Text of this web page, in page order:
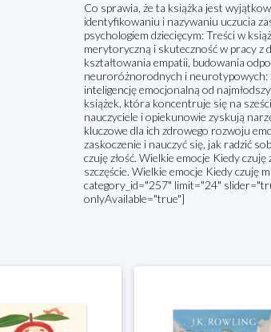
Co sprawia, że ta książka jest
identyfikowaniu i nazywaniu uczucia
psychologiem dziecięcym: Treści w
merytoryczną i skuteczność w pracy z
kształtowania empatii, budowania
neuroróżnorodnych i neurotypowych:
inteligencję emocjonalną od
książek, która koncentruje się na
nauczyciele i opiekunowie zyskują
kluczowe dla ich zdrowego rozwoju
zaskoczenie i nauczyć się, jak radzić
czuję złość. Wielkie emocje Kiedy
szczęście. Wielkie emocje Kiedy czuję
category_id="257" limit="24"
onlyAvailable="true"]